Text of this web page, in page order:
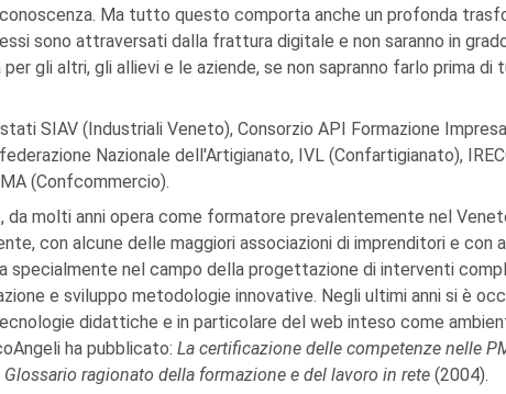
Ma tutto questo comporta anche un profonda
sono attraversati dalla frattura digitale e non saranno in
gli altri, gli allievi e le aziende, se non sapranno farlo prima di
SIAV (Industriali Veneto), Consorzio API Formazione
Nazionale dell'Artigianato, IVL (Confartigianato),
(Confcommercio).
da molti anni opera come formatore prevalentemente nel
con alcune delle maggiori associazioni di imprenditori e con
specialmente nel campo della progettazione di interventi
e sviluppo metodologie innovative. Negli ultimi anni si è
didattiche e in particolare del web inteso come
ha pubblicato: La certificazione delle competenze nelle
ragionato della formazione e del lavoro in rete (2004).